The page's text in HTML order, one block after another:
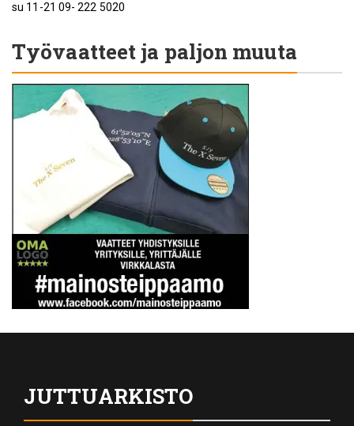
su 11-21 09- 222 5020
Työvaatteet ja paljon muuta
JUTTUARKISTO